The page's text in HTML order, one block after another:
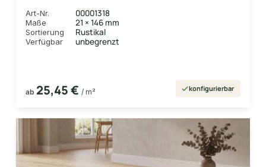
Art-Nr. 00001318
Maße 21 × 146 mm
Sortierung Rustikal
Verfügbar unbegrenzt
ab 25,45 € / m² konfigurierbar